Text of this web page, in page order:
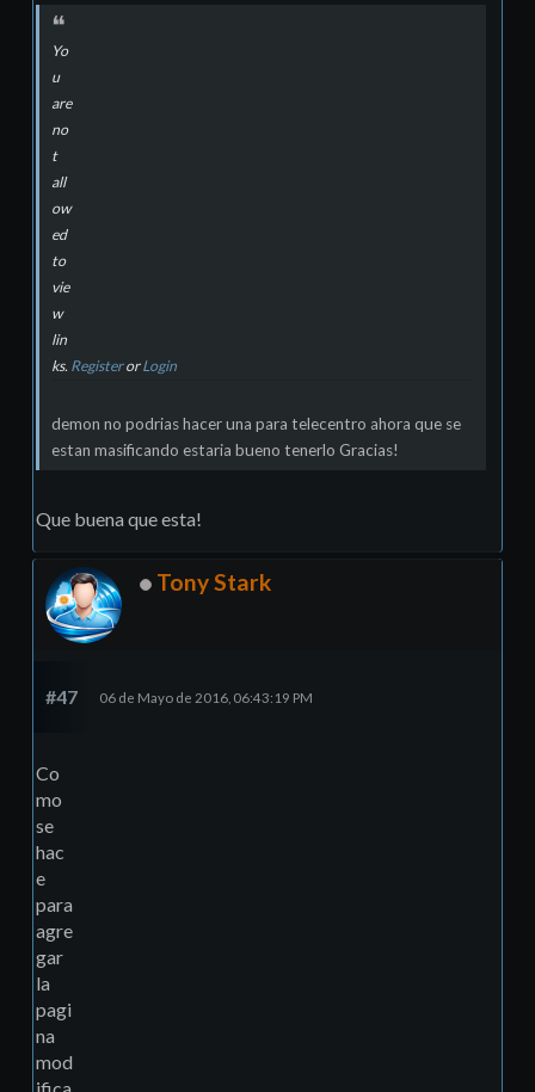
Yo
u
are
no
t
all
ow
ed
to
vie
w
lin
ks. RegisterorLogin
demon no podrias hacer una para telecentro ahora que se
estan masificando estaria bueno tenerlo Gracias!
Que buena que esta!
Tony Stark
#47 06 de Mayo de 2016, 06:43:19 PM
Co
mo
se
hac
e
para
agre
gar
la
pagi
na
mod